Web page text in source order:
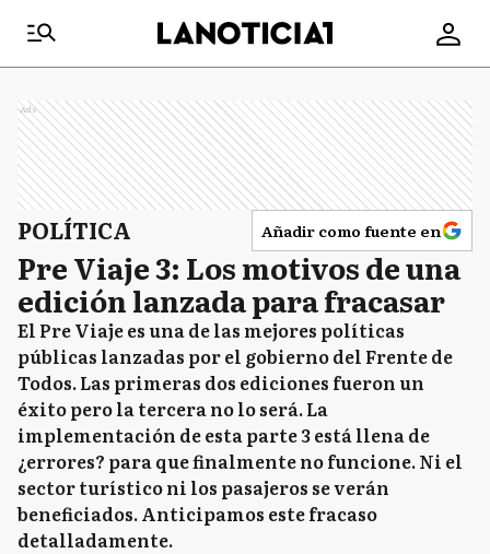
Ads
POLÍTICA Añadir como fuente en
Pre Viaje 3: Los motivos de una
edición lanzada para fracasar
El Pre Viaje es una de las mejores políticas
públicas lanzadas por el gobierno del Frente de
Todos. Las primeras dos ediciones fueron un
éxito pero la tercera no lo será. La
implementación de esta parte 3 está llena de
¿errores? para que finalmente no funcione. Ni el
sector turístico ni los pasajeros se verán
beneficiados. Anticipamos este fracaso
detalladamente.